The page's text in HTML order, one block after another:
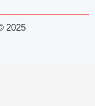
2025